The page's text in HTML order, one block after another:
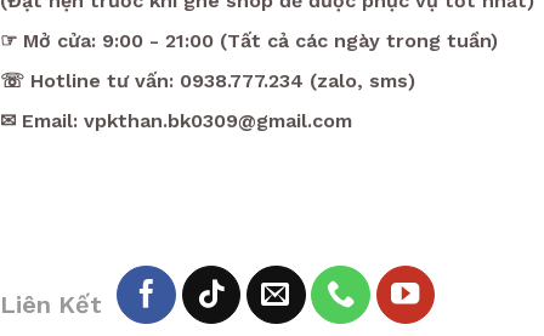
☞ Mở cửa: 9:00 - 21:00 (Tất cả các ngày trong tuần)
☏ Hotline tư vấn: 0938.777.234 (zalo, sms)
✉ Email: vpkthan.bk0309@gmail.com
Liên Kết